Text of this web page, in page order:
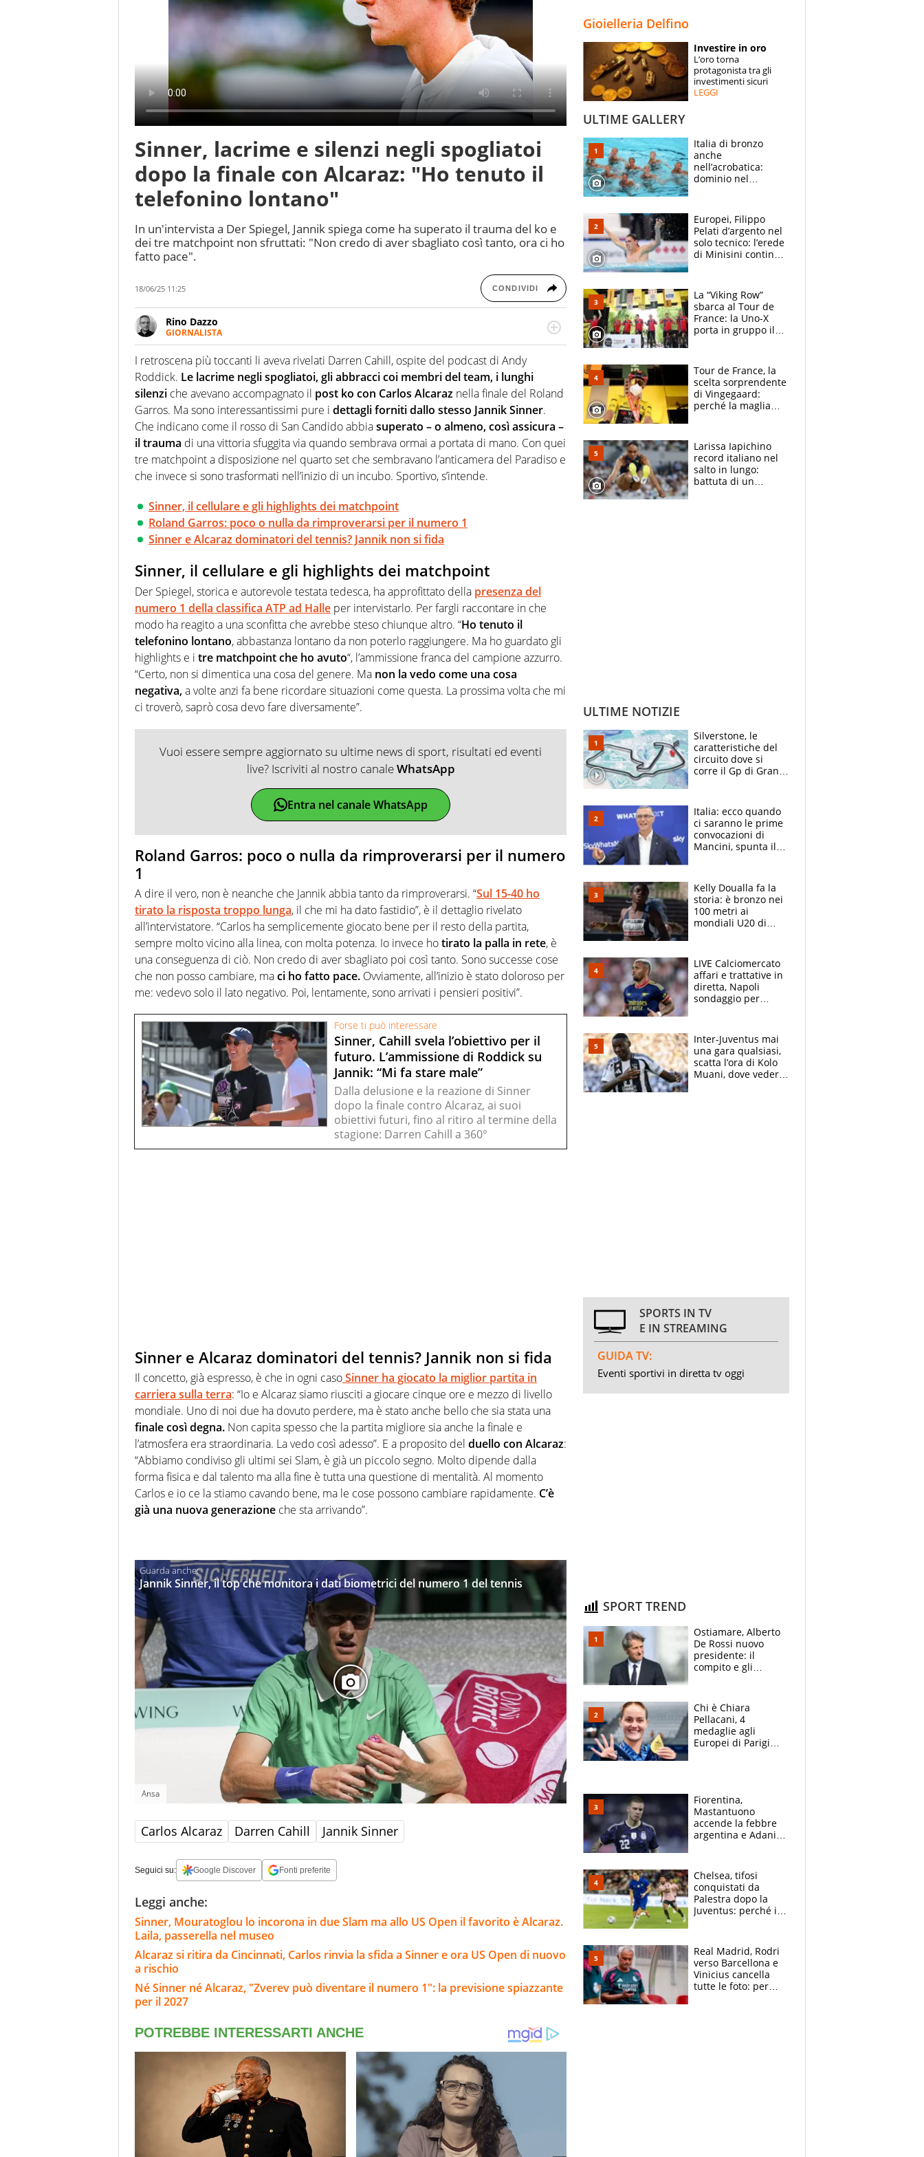
ESPERTI
CONTATTI
Sinner, lacrime e silenzi negli spogliatoi
dopo la finale con Alcaraz: "Ho tenuto il
telefonino lontano"
In un'intervista a Der Spiegel, Jannik spiega come ha superato il trauma del ko e
dei tre matchpoint non sfruttati: "Non credo di aver sbagliato così tanto, ora ci ho
fatto pace".
18/06/25 11:25 CONDIVIDI
Rino Dazzo
GIORNALISTA
Se mai ci fosse modo di traslare il glossario del calcio in una nicchia di esperti, lui ne
farebbe parte. Non si perde una svista arbitrale né gli umori social del mondo delle
curve
I retroscena più toccanti li aveva rivelati Darren Cahill, ospite del podcast di Andy
Roddick. Le lacrime negli spogliatoi, gli abbracci coi membri del team, i lunghi
silenzi che avevano accompagnato il post ko con Carlos Alcaraz nella finale del Roland
Garros. Ma sono interessantissimi pure i dettagli forniti dallo stesso Jannik Sinner.
Che indicano come il rosso di San Candido abbiasuperato – o almeno, così assicura –
il trauma di una vittoria sfuggita via quando sembrava ormai a portata di mano. Con quei
tre matchpoint a disposizione nel quarto set che sembravano l’anticamera del Paradiso e
che invece si sono trasformati nell’inizio di un incubo. Sportivo, s’intende.
Sinner, il cellulare e gli highlights dei matchpoint
Roland Garros: poco o nulla da rimproverarsi per il numero 1
Sinner e Alcaraz dominatori del tennis? Jannik non si fida
Sinner, il cellulare e gli highlights dei matchpoint
Der Spiegel, storica e autorevole testata tedesca, ha approfittato della presenza del
numero 1 della classifica ATP ad Halle per intervistarlo. Per fargli raccontare in che
modo ha reagito a una sconfitta che avrebbe steso chiunque altro. “Ho tenuto il
telefonino lontano, abbastanza lontano da non poterlo raggiungere. Ma ho guardato gli
highlights e i tre matchpoint che ho avuto“, l’ammissione franca del campione azzurro.
“Certo, non si dimentica una cosa del genere. Ma non la vedo come una cosa
negativa,a volte anzi fa bene ricordare situazioni come questa. La prossima volta che mi
ci troverò, saprò cosa devo fare diversamente”.
Vuoi essere sempre aggiornato su ultime news di sport, risultati ed eventi
live? Iscriviti al nostro canaleWhatsApp
Entra nel canale WhatsApp
Roland Garros: poco o nulla da rimproverarsi per il numero
1
A dire il vero, non è neanche che Jannik abbia tanto da rimproverarsi. “Sul 15-40 ho
tirato la risposta troppo lunga, il che mi ha dato fastidio”, è il dettaglio rivelato
all’intervistatore. “Carlos ha semplicemente giocato bene per il resto della partita,
sempre molto vicino alla linea, con molta potenza. Io invece hotirato la palla in rete, è
una conseguenza di ciò. Non credo di aver sbagliato poi così tanto. Sono successe cose
che non posso cambiare, maci ho fatto pace. Ovviamente, all’inizio è stato doloroso per
me: vedevo solo il lato negativo. Poi, lentamente, sono arrivati i pensieri positivi”.
Forse ti può interessare
Sinner, Cahill svela l’obiettivo per il
futuro. L’ammissione di Roddick su
Jannik: “Mi fa stare male”
Dalla delusione e la reazione di Sinner
dopo la finale contro Alcaraz, ai suoi
obiettivi futuri, fino al ritiro al termine della
stagione: Darren Cahill a 360°
Sinner e Alcaraz dominatori del tennis? Jannik non si fida
Il concetto, già espresso, è che in ogni casoSinner ha giocato la miglior partita in
carriera sulla terra: “Io e Alcaraz siamo riusciti a giocare cinque ore e mezzo di livello
mondiale. Uno di noi due ha dovuto perdere, ma è stato anche bello che sia stata una
finale così degna. Non capita spesso che la partita migliore sia anche la finale e
l’atmosfera era straordinaria. La vedo così adesso”. E a proposito del duello con Alcaraz:
“Abbiamo condiviso gli ultimi sei Slam, è già un piccolo segno. Molto dipende dalla
forma fisica e dal talento ma alla fine è tutta una questione di mentalità. Al momento
Carlos e io ce la stiamo cavando bene, ma le cose possono cambiare rapidamente. C’è
già una nuova generazione che sta arrivando”.
Jannik Sinner, il top che monitora i dati biometrici del numero 1 del tennis
Ansa
Carlos Alcaraz Darren Cahill Jannik Sinner
Seguici su: Google Discover Fonti preferite
Leggi anche:
Sinner, Mouratoglou lo incorona in due Slam ma allo US Open il favorito è Alcaraz.
Laila, passerella nel museo
Alcaraz si ritira da Cincinnati, Carlos rinvia la sfida a Sinner e ora US Open di nuovo
a rischio
Né Sinner né Alcaraz, "Zverev può diventare il numero 1": la previsione spiazzante
per il 2027
Gioielleria Delfino
Investire in oro
L’oro torna
protagonista tra gli
investimenti sicuri
LEGGI
ULTIME GALLERY
Italia di bronzo
anche
nell’acrobatica:
dominio nel
e compagni
continuare
Europei, Filippo
Pelati d’argento nel
solo tecnico: l’erede
di Minisini continua
mirino
La “Viking Row”
sbarca al Tour de
France: la Uno-X
porta in gruppo il
compagni
Tour de France, la
scelta sorprendente
di Vingegaard:
perché la maglia
rischio da evitare
Larissa Iapichino
record italiano nel
salto in lungo:
battuta di un
ULTIME NOTIZIE
Silverstone, le
caratteristiche del
circuito dove si
corre il Gp di Gran
Italia: ecco quando
ci saranno le prime
convocazioni di
Mancini, spunta il
Kelly Doualla fa la
storia: è bronzo nei
100 metri ai
mondiali U20 di
con una gran finale"
LIVE Calciomercato
affari e trattative in
diretta, Napoli
sondaggio per
accende l'Atalanta
Inter-Juventus mai
una gara qualsiasi,
scatta l’ora di Kolo
Muani, dove vederla
SPORTS IN TV
E IN STREAMING
GUIDA TV:
Eventi sportivi in diretta tv oggi
SPORT TREND
Ostiamare, Alberto
De Rossi nuovo
presidente: il
compito e gli
Chi è Chiara
Pellacani, 4
medaglie agli
Europei di Parigi
fratello calciatore
Fiorentina,
Mastantuono
accende la febbre
argentina e Adani
festa’ a Commisso
Chelsea, tifosi
conquistati da
Palestra dopo la
Juventus: perché i
Real Madrid, Rodri
verso Barcellona e
Vinicius cancella
tutte le foto: per